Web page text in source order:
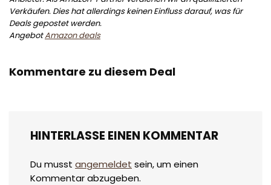
Verkäufen. Dies hat allerdings keinen Einfluss darauf, was für
Deals gepostet werden.
AngebotAmazon deals
Kommentare zu diesem Deal
HINTERLASSE EINEN KOMMENTAR
Du musst angemeldet sein, um einen
Kommentar abzugeben.